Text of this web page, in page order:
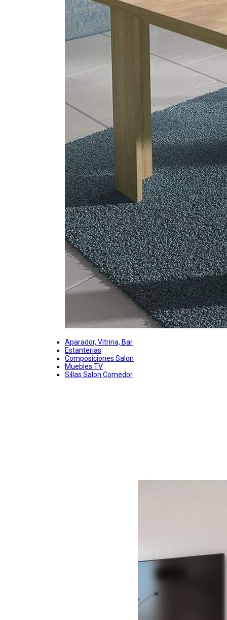
Aparador, Vitrina, Bar
Estanterias
Composiciones Salon
Muebles TV
Sillas Salon Comedor